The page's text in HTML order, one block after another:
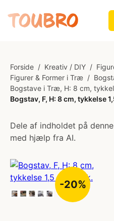
Forside / Kreativ / DIY /
Figurer & Former i Træ /
Bogstave i Træ, H: 8 cm,
Bogstav, F, H: 8 cm, tykkelse
Dele af indholdet på
med hjælp fra AI.
-20%